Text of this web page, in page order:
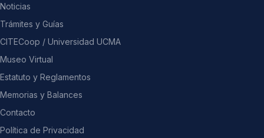
Noticias
Trámites y Guías
CITECoop / Universidad UCMA
Museo Virtual
Estatuto y Reglamentos
Memorias y Balances
Contacto
Política de Privacidad